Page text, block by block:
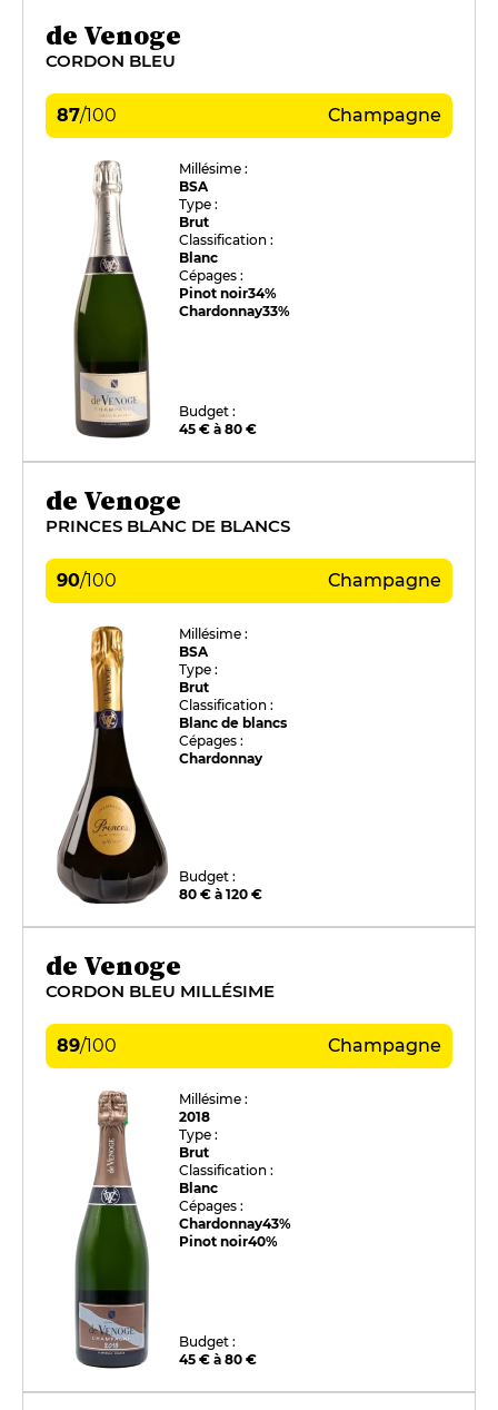
de Venoge
CORDON BLEU
87/100 Champagne
Millésime :
BSA
Type :
Brut
Classification :
Blanc
Cépages :
Pinot noir34%
Chardonnay33%
Budget :
45 € à 80 €
de Venoge
PRINCES BLANC DE BLANCS
90/100 Champagne
Millésime :
BSA
Type :
Brut
Classification :
Blanc de blancs
Cépages :
Chardonnay
Budget :
80 € à 120 €
de Venoge
CORDON BLEU MILLÉSIME
89/100 Champagne
Millésime :
2018
Type :
Brut
Classification :
Blanc
Cépages :
Chardonnay43%
Pinot noir40%
Budget :
45 € à 80 €